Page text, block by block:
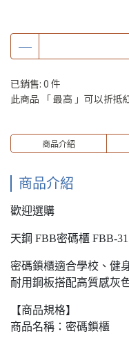
已銷售: 0 件
此商品 「 最高 」可以折抵
商品介紹
商品介紹
歡迎選購
天鋼 FBB密碼櫃 FBB-
密碼鎖櫃適合學校、健
耐用鋼板搭配高質感灰
【商品規格】
商品名稱：密碼鎖櫃